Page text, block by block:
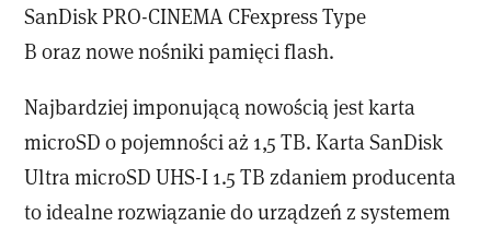
SanDisk PRO-CINEMA CFexpress Type
B oraz nowe nośniki pamięci flash.
Najbardziej imponującą nowością jest karta
microSD o pojemności aż 1,5 TB. Karta SanDisk
Ultra microSD UHS-I 1.5 TB zdaniem producenta
to idealne rozwiązanie do urządzeń z systemem